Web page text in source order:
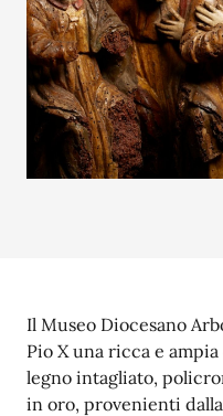
Il Museo Diocesano
Pio X una ricca e
legno intagliato,
in oro, provenienti